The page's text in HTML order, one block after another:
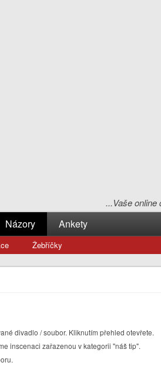
...Vaše
Názory Ankety
Žebříčky
divadlo / soubor. Kliknutím přehled otevřete.
inscenaci zařazenou v kategorii "náš tip".